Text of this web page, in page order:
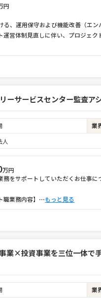
円
る、運用保守および機能改善（エン
運営体制見直しに伴い、プロジェク
ーサービスセンター監査ア
業
人
万円
務をサポートしていただくお仕事に
職業務内容】 ⋯もっと見る
業×投資事業を三位一体で
業